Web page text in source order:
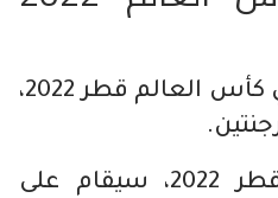
تقام اليوم مباراة نهائي كأس العالم قطر 2022،
نهائي كأس العالم قطر 2022، سيقام على